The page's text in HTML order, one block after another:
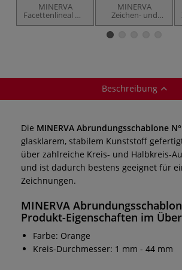
MINERVA
Facettenlineal mit
Tuschekante
MINERVA
Zeichen- und
Schriftschablone
Beschreibung
Die MINERVA Abrundungsschablone
glasklarem, stabilem Kunststoff
über zahlreiche Kreis- und Halbkreis-
und ist dadurch bestens geeignet für
Zeichnungen.
MINERVA
Produkt-Eigenschaften im
Farbe: Orange
Kreis-Durchmesser: 1 mm - 44 mm